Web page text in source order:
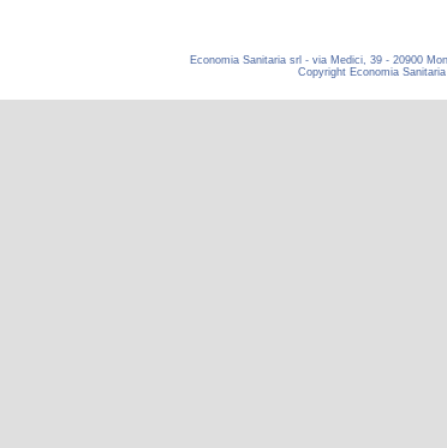
Economia Sanitaria srl - via Medici, 39 - 20900
Copyright Economia